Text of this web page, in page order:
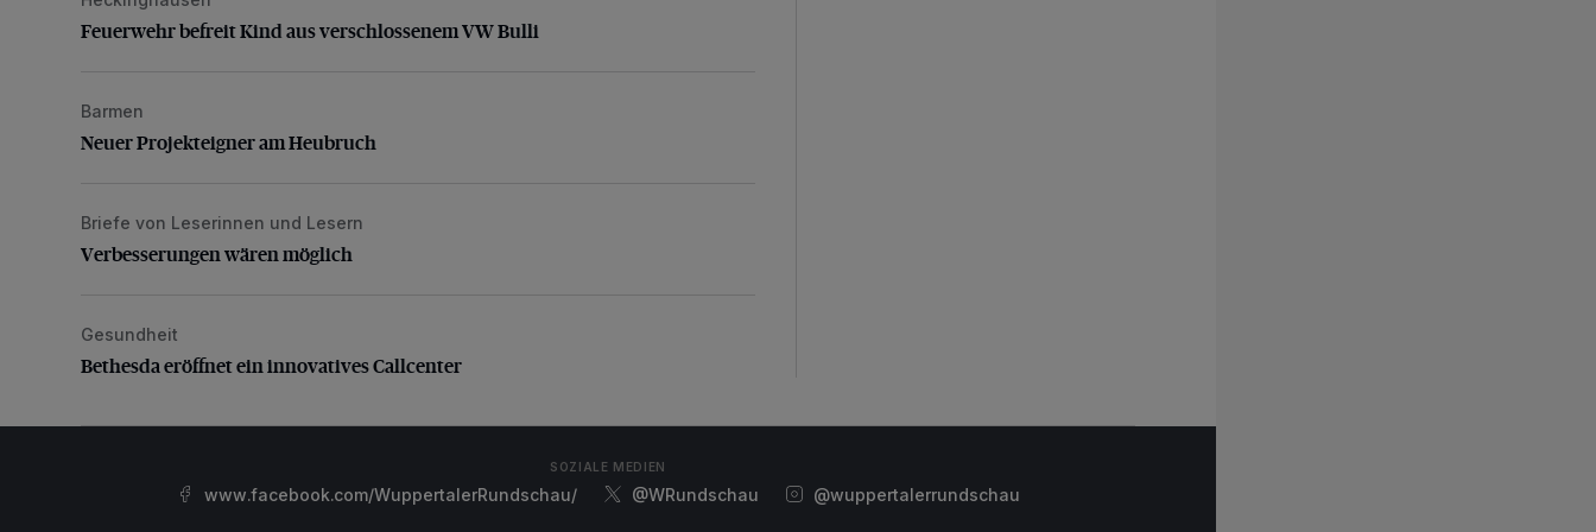
Feuerwehr befreit Kind aus verschlossenem VW Bulli
Neuer Projekteigner am Heubruch
Barmen
Neuer Projekteigner am Heubruch
Verbesserungen wären möglich
Briefe von Leserinnen und Lesern
Verbesserungen wären möglich
Bethesda eröffnet ein innovatives Callcenter
Gesundheit
Bethesda eröffnet ein innovatives Callcenter
SOZIALE MEDIEN
www.facebook.com/WuppertalerRundschau/ @WRundschau @wuppertalerrundschau